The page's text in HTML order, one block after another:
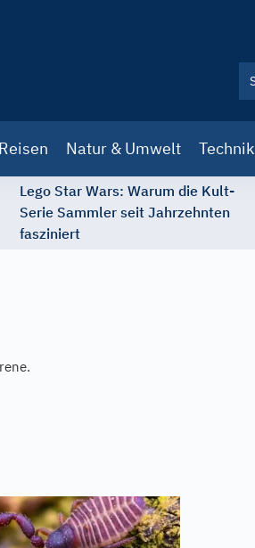
Reisen Natur & Umwelt Technik
Lego Star Wars: Warum die Kult-
Serie Sammler seit Jahrzehnten
fasziniert